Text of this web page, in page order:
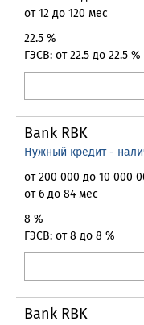
от 12 до 120 мес
22.5 %
ГЭСВ: от 22.5 до 22.5 %
Bank RBK
Нужный кредит -
от 200 000 до 10 000
от 6 до 84 мес
8 %
ГЭСВ: от 8 до 8 %
Bank RBK